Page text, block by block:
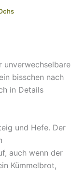
unverwechselbare
bisschen nach
in Details
und Hefe. Der
auch wenn der
Kümmelbrot,